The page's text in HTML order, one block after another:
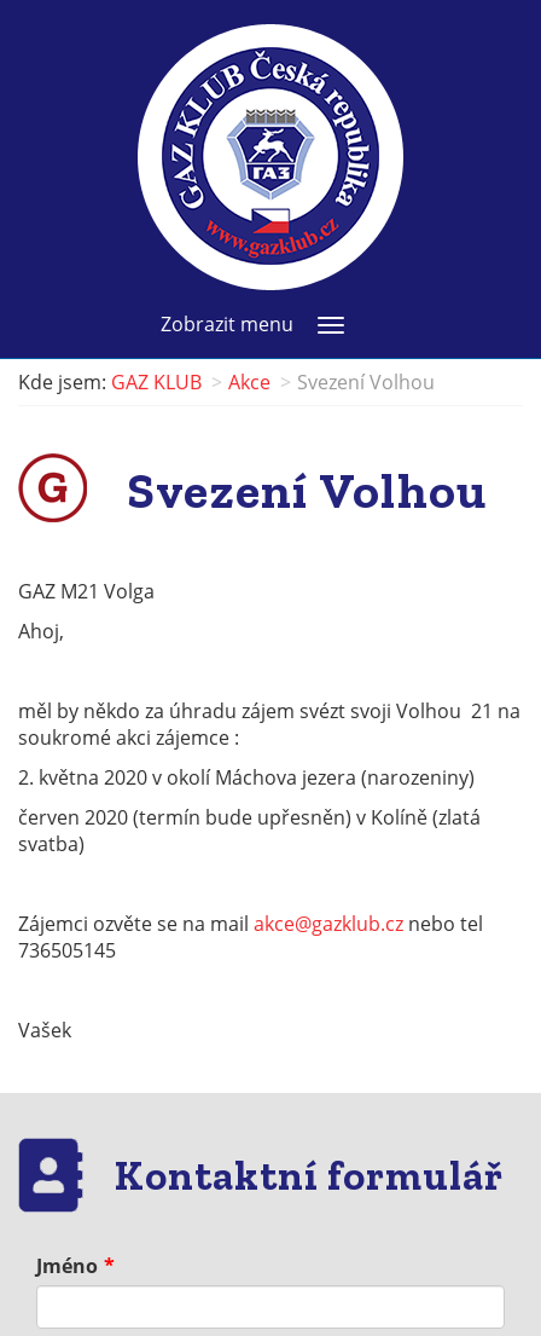
Zobrazit menu
Kde jsem: GAZ KLUB Akce Svezení Volhou
Svezení Volhou
GAZ M21 Volga
Ahoj,
měl by někdo za úhradu zájem svézt svoji Volhou 21 na
soukromé akci zájemce :
2. května 2020 v okolí Máchova jezera (narozeniny)
červen 2020 (termín bude upřesněn) v Kolíně (zlatá
svatba)
Zájemci ozvěte se na mail akce@gazklub.cz nebo tel
736505145
Vašek
Kontaktní formulář
Jméno